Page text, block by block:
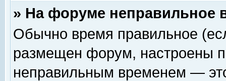
» На форуме неправильное
Обычно время правильное
размещен форум, настроены
неправильным временем —